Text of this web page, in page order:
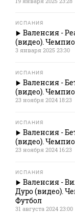
ИСПАНИЯ
Валенсия -
(видео).
3 января 2025 23:30
ИСПАНИЯ
Валенсия -
(видео).
23 ноября 2024 18:23
ИСПАНИЯ
Валенсия -
(видео).
23 ноября 2024 16:23
ИСПАНИЯ
Валенсия -
Дуро (видео).
Футбол
31 августа 2024 23:00